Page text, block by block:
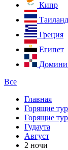
Кипр
Таиланд
Греция
Египет
Все
Главная
Горящие
Горящие
Гудаута
Август
2 ночи